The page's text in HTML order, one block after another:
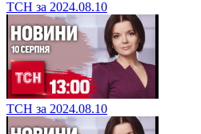
ТСН за 2024.08.10
ТСН за 2024.08.10